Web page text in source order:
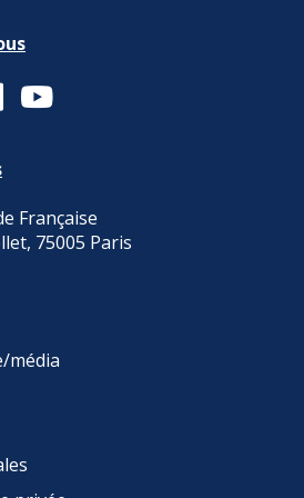
Française
75005 Paris
média